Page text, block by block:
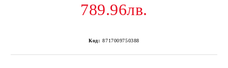
789.96лв.
Код: 8717009750388